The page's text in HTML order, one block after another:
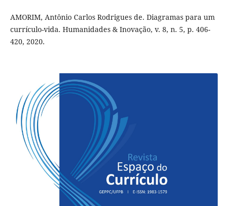
AMORIM, Antônio Carlos Rodrigues de. Diagramas para um
currículo-vida. Humanidades & Inovação, v. 8, n. 5, p. 406-
420, 2020.